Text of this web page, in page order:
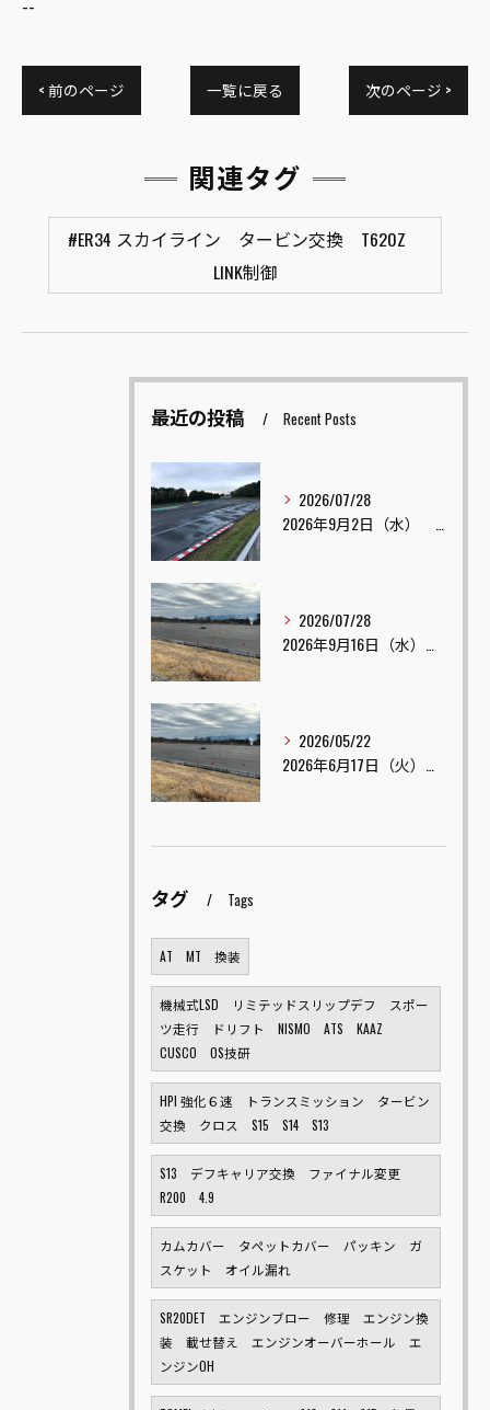
--
< 前のページ 一覧に戻る 次のページ >
関連タグ
#ER34 スカイライン タービン交換 T620Z
LINK制御
最近の投稿 Recent Posts
2026/07/28
2026年9月2日（水） TOP ONE ドリフト走行会
2026/07/28
2026年9月16日（水） TOP ONE テールスライド練習会 開催
2026/05/22
2026年6月17日（火） TOP ONE テールスライド練習会 開催
タグ Tags
AT MT 換装
機械式LSD リミテッドスリップデフ スポー
ツ走行 ドリフト NISMO ATS KAAZ
CUSCO OS技研
HPI 強化６速 トランスミッション タービン
交換 クロス S15 S14 S13
S13 デフキャリア交換 ファイナル変更
R200 4.9
カムカバー タペットカバー パッキン ガ
スケット オイル漏れ
SR20DET エンジンブロー 修理 エンジン換
装 載せ替え エンジンオーバーホール エ
ンジンOH